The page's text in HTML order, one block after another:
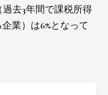
過去3年間で課税所得
業）は6%となって